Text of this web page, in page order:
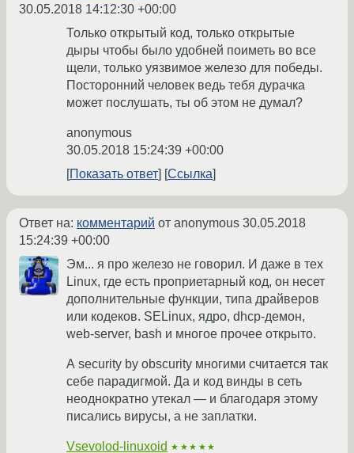
30.05.2018 14:12:30 +00:00
Только открытый код, только открытые
дыры чтобы было удобней поиметь во все
щели, только уязвимое железо для победы.
Посторонний человек ведь тебя дурачка
может послушать, ты об этом не думал?
anonymous
30.05.2018 15:24:39 +00:00
Показать ответ
Ссылка
Ответ на: комментарий от anonymous 30.05.2018
15:24:39 +00:00
Эм... я про железо не говорил. И даже в тех
Linux, где есть проприетарный код, он несет
дополнительные функции, типа драйверов
или кодеков. SELinux, ядро, dhcp-демон,
web-server, bash и многое прочее открыто.
А security by obscurity многими считается так
себе парадигмой. Да и код винды в сеть
неоднократно утекал — и благодаря этому
писались вирусы, а не заплатки.
Vsevolod-linuxoid ★★★★★